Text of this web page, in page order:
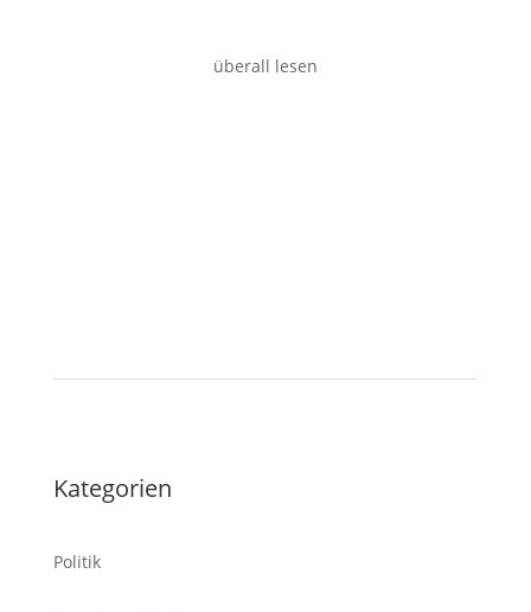
überall lesen
Kategorien
Politik